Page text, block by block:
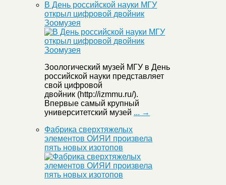
В День российской науки МГУ
открыл цифровой двойник
Зоомузея
Зоологический музей МГУ в День
российской науки представляет
свой цифровой
двойник (http://izmmu.ru/).
Впервые самый крупный
университетский музей ... →
Фабрика сверхтяжелых
элементов ОИЯИ произвела
пять новых изотопов